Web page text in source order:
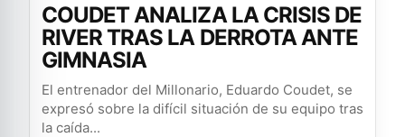
COUDET ANALIZA LA CRISIS DE
RIVER TRAS LA DERROTA ANTE
GIMNASIA
El entrenador del Millonario, Eduardo Coudet, se
expresó sobre la difícil situación de su equipo tras
la caída...